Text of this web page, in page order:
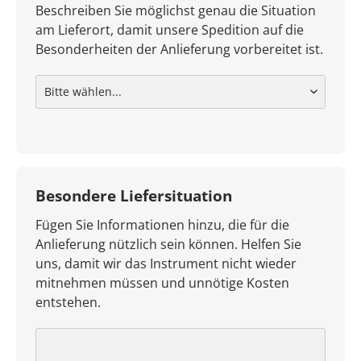
Beschreiben Sie möglichst genau die Situation
am Lieferort, damit unsere Spedition auf die
Besonderheiten der Anlieferung vorbereitet ist.
Besondere Liefersituation
Fügen Sie Informationen hinzu, die für die
Anlieferung nützlich sein können. Helfen Sie
uns, damit wir das Instrument nicht wieder
mitnehmen müssen und unnötige Kosten
entstehen.